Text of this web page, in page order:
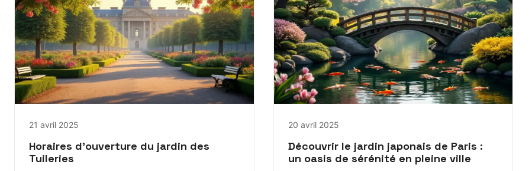
21 avril 2025
Horaires d’ouverture du jardin des
Tuileries
20 avril 2025
Découvrir le jardin japonais de Paris :
un oasis de sérénité en pleine ville